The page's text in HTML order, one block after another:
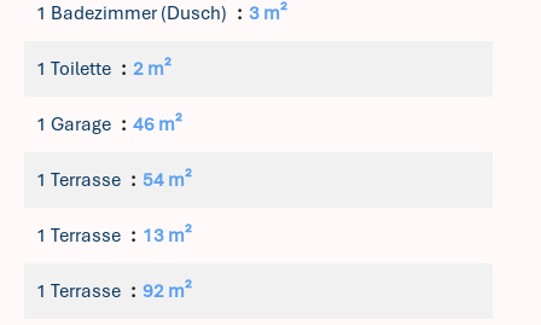
1 Badezimmer (Dusch) 3 m²
1 Toilette 2 m²
1 Garage 46 m²
1 Terrasse 54 m²
1 Terrasse 13 m²
1 Terrasse 92 m²